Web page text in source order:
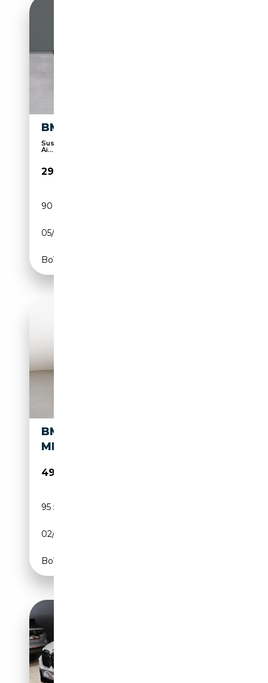
BMW X4 XDRIVE 20DA
Suspension sport, 4x4, Verrouillage centralisé,
Ai...
29 900€
90 236 km
05/2019
Boîte automatique
BMW X4 X4 XDRIVE M40D
MHEV 48V AUTO
49 500€
95 571 km
02/2023
Boîte automatique